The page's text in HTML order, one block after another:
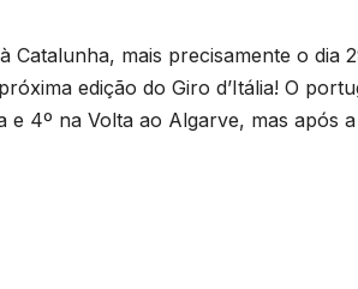
Catalunha, mais precisamente o dia
edição do Giro d’Itália! O
e 4º na Volta ao Algarve, mas após a